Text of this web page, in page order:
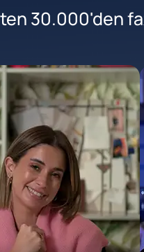
30.000'den